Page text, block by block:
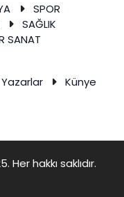
SPOR
SAĞLIK
SANAT
Yazarlar
Künye
hakkı saklıdır.